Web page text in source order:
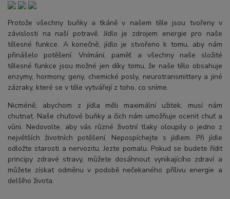
Protože všechny buňky a tkáně v našem těle jsou tvořeny v
závislosti na naší potravě. Jídlo je zdrojem energie pro naše
tělesné funkce. A konečně, jídlo je stvořeno k tomu, aby nám
přinášelo potěšení. Vnímání, paměť a všechny naše složité
tělesné funkce jsou možné jen díky tomu, že naše tělo obsahuje
enzymy, hormony, geny, chemické posly, neurotransmittery a jiné
zázraky, které se v těle vytvářejí z toho, co sníme.
Nicméně, abychom z jídla měli maximální užitek, musí nám
chutnat. Naše chuťové buňky a čich nám umožňuje ocenit chuť a
vůni. Nedovolte, aby vás různé životní tlaky oloupily o jedno z
největších životních potěšení. Nepospíchejte s jídlem. Při jídle
odložte starosti a nervozitu. Jezte pomalu. Pokud se budete řídit
principy zdravé stravy, můžete dosáhnout vynikajícího zdraví a
můžete získat odměnu v podobě nečekaného přílivu energie a
delšího života.